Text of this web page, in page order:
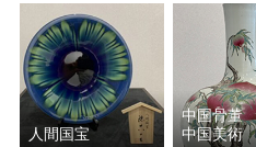
人間国宝
中国骨董
中国美術